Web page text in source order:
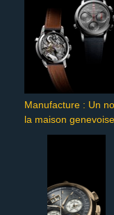
Manufacture : Un
la maison genevoise